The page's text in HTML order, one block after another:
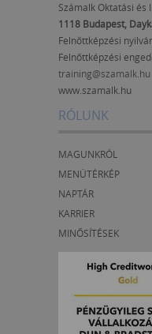
Számalk Oktatási és
1118 Budapest,
Felnőttképzési
Felnőttképzési
training@szamalk.hu
www.szamalk.hu
RÓLUNK
MAGUNKRÓL
MENÜTÉRKÉP
NAPTÁR
KARRIER
MINŐSÍTÉSEK